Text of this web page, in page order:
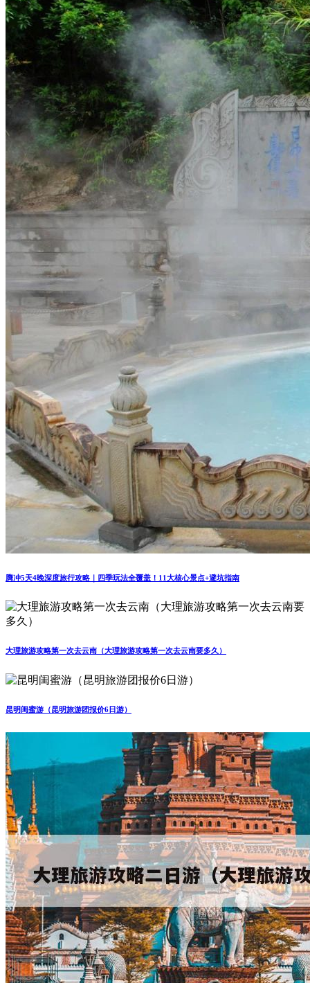
腾冲5天4晚深度旅行攻略｜四季玩法全覆盖！11大核心景点+避坑指南
大理旅游攻略第一次去云南（大理旅游攻略第一次去云南要多久）
昆明闺蜜游（昆明旅游团报价6日游）